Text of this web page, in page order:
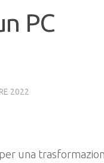
PC
2022
una